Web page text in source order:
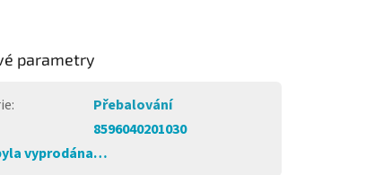
parametry
:
Přebalování
8596040201030
vyprodána…